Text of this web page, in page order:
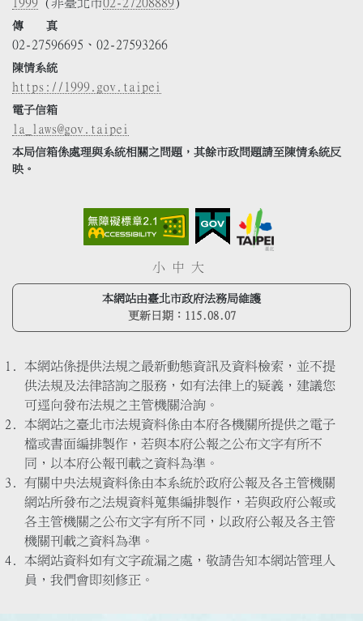
1999 (非臺北市02-27208889 )
傳 真
02-27596695、02-27593266
陳情系統
https://1999.gov.taipei
電子信箱
la_laws@gov.taipei
本局信箱係處理與系統相關之問題，其餘市政問題請至陳情系統反
映。
小 中 大
本網站由臺北市政府法務局維護
更新日期： 115.08.07
本網站係提供法規之最新動態資訊及資料檢索，並不提
供法規及法律諮詢之服務，如有法律上的疑義，建議您
可逕向發布法規之主管機關洽詢。
本網站之臺北市法規資料係由本府各機關所提供之電子
檔或書面編排製作，若與本府公報之公布文字有所不
同，以本府公報刊載之資料為準。
有關中央法規資料係由本系統於政府公報及各主管機關
網站所發布之法規資料蒐集編排製作，若與政府公報或
各主管機關之公布文字有所不同，以政府公報及各主管
機關刊載之資料為準。
本網站資料如有文字疏漏之處，敬請告知本網站管理人
員，我們會即刻修正。